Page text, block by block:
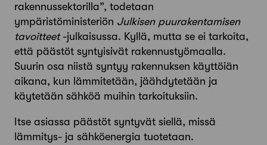
rakennussektorilla”, todetaan
ympäristöministeriön Julkisen puurakentamisen
tavoitteet-julkaisussa. Kyllä, mutta se ei tarkoita,
että päästöt syntyisivät rakennustyömaalla.
Suurin osa niistä syntyy rakennuksen käyttöiän
aikana, kun lämmitetään, jäähdytetään ja
käytetään sähköä muihin tarkoituksiin.
Itse asiassa päästöt syntyvät siellä, missä
lämmitys- ja sähköenergia tuotetaan.